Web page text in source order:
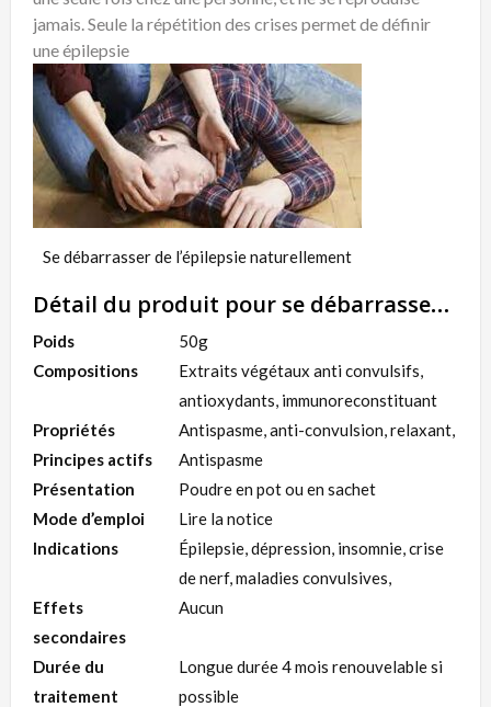
jamais. Seule la répétition des crises permet de définir
uneépilepsie
Se débarrasser de l’épilepsie naturellement
Détail du produit pour se débarrasser de l’épilepsie naturellement
Poids
50g
Compositions
Extraits végétaux anti convulsifs,
antioxydants, immunoreconstituant
Propriétés
Antispasme, anti-convulsion, relaxant,
Principes actifs
Antispasme
Présentation
Poudre en pot ou en sachet
Mode d’emploi
Lire la notice
Indications
Épilepsie, dépression, insomnie, crise
de nerf, maladies convulsives,
Effets
secondaires
Aucun
Durée du
traitement
Longue durée 4 mois renouvelable si
possible